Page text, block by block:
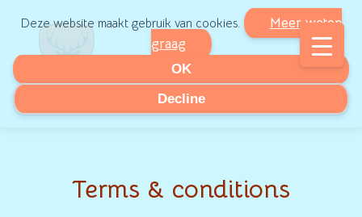
Deze website maakt gebruik van cookies.
Meer weten
graag
OK
Decline
Terms & conditions